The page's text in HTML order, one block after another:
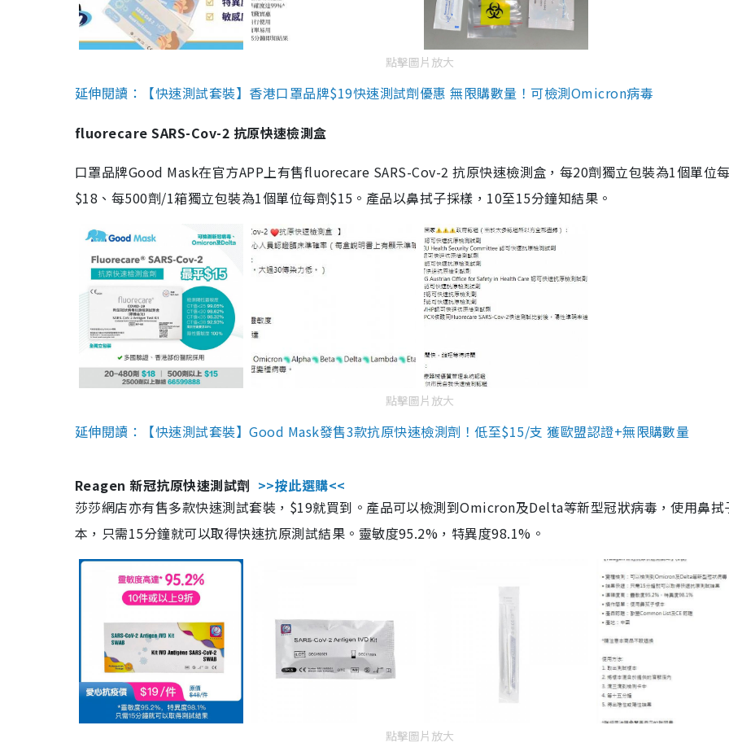
點擊圖片放大
延伸閱讀：【快速測試套裝】香港口罩品牌$19快速測試劑優惠 無限購數量！可檢測Omicron病毒
fluorecare SARS-Cov-2 抗原快速檢測盒
口罩品牌Good Mask在官方APP上有售fluorecare SARS-Cov-2 抗原快速檢測盒，每20劑獨立包裝為1個單位
$18、每500劑/1箱獨立包裝為1個單位每劑$15。產品以鼻拭子採樣，10至15分鐘知結果。
點擊圖片放大
延伸閱讀：【快速測試套裝】Good Mask發售3款抗原快速檢測劑！低至$15/支 獲歐盟認證+無限購數量
Reagen 新冠抗原快速測試劑 >>按此選購<<
莎莎網店亦有售多款快速測試套裝，$19就買到。產品可以檢測到Omicron及Delta等新型冠狀病毒，使用鼻拭
本，只需15分鐘就可以取得快速抗原測試結果。靈敏度95.2%，特異度98.1%。
點擊圖片放大